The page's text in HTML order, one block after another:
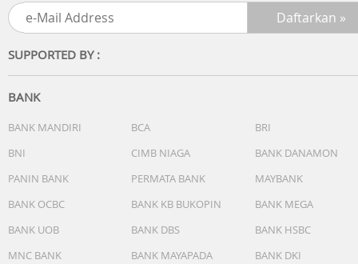
SUPPORTED BY :
BANK
BANK MANDIRI BCA
BRI
BNI
CIMB NIAGA
BANK DANAMON
PANIN BANK
PERMATA BANK
MAYBANK
BANK OCBC
BANK KB BUKOPIN
BANK MEGA
BANK UOB
BANK DBS
BANK HSBC
MNC BANK
BANK MAYAPADA
BANK DKI